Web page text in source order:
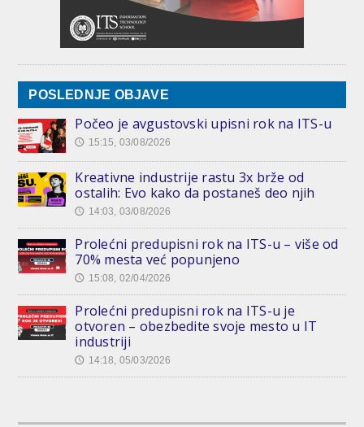
POSLEDNJE OBJAVE
Počeo je avgustovski upisni rok na ITS-u
🕔 15:15, 03/08/2026
Kreativne industrije rastu 3x brže od
ostalih: Evo kako da postaneš deo njih
🕔 14:03, 03/08/2026
Prolećni predupisni rok na ITS-u – više od
70% mesta već popunjeno
🕔 15:08, 02/04/2026
Prolećni predupisni rok na ITS-u je
otvoren – obezbedite svoje mesto u IT
industriji
🕔 14:18, 05/03/2026